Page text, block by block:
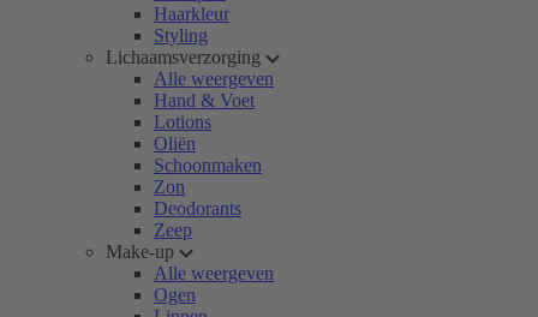
Haarkleur
Styling
Lichaamsverzorging
Alle weergeven
Hand & Voet
Lotions
Oliën
Schoonmaken
Zon
Deodorants
Zeep
Make-up
Alle weergeven
Ogen